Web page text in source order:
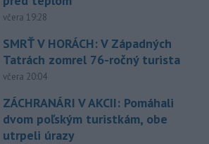
včera 19:28
SMRŤ V HORÁCH: V Západných
Tatrách zomrel 76-ročný turista
včera 20:04
ZÁCHRANÁRI V AKCII: Pomáhali
dvom poľským turistkám, obe
utrpeli úrazy